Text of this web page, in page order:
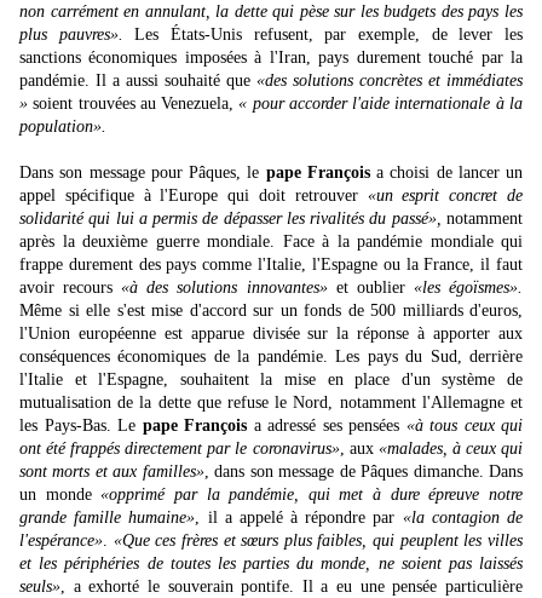
non carrément en annulant, la dette qui pèse sur les budgets des pays les
plus pauvres».Les États-Unis refusent, par exemple, de lever les
sanctions économiques imposées à l'Iran, pays durement touché par la
pandémie. Il a aussi souhaité que «des solutions concrètes et immédiates
» soient trouvées au Venezuela,« pour accorder l'aide internationale à la
population».
Dans son message pour Pâques, le pape Françoisa choisi de lancer un
appel spécifique à l'Europe qui doit retrouver «un esprit concret de
solidarité qui lui a permis de dépasser les rivalités du passé», notamment
après la deuxième guerre mondiale. Face à la pandémie mondiale qui
frappe durement des pays comme l'Italie, l'Espagne ou la France, il faut
avoir recours«à des solutions innovantes» et oublier«les égoïsmes».
Même si elle s'est mise d'accord sur un fonds de 500 milliards d'euros,
l'Union européenne est apparue divisée sur la réponse à apporter aux
conséquences économiques de la pandémie. Les pays du Sud, derrière
l'Italie et l'Espagne, souhaitent la mise en place d'un système de
mutualisation de la dette que refuse le Nord, notamment l'Allemagne et
les Pays-Bas. Le pape François a adressé ses pensées «à tous ceux qui
ont été frappés directement par le coronavirus», aux «malades, à ceux qui
sont morts et aux familles», dans son message de Pâques dimanche. Dans
un monde«opprimé par la pandémie, qui met à dure épreuve notre
grande famille humaine», il a appelé à répondre par «la contagion de
l'espérance». «Que ces frères et sœurs plus faibles, qui peuplent les villes
et les périphéries de toutes les parties du monde, ne soient pas laissés
seuls», a exhorté le souverain pontife. Il a eu une pensée particulière